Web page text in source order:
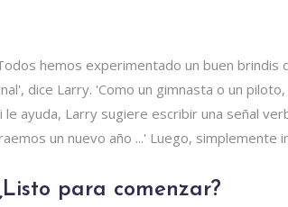
hemos experimentado un buen brindis
dice Larry. 'Como un gimnasta o un
le ayuda, Larry sugiere escribir una señal
un nuevo año ...' Luego, simplemente
para comenzar?